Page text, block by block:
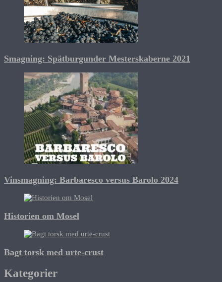
Smagning: Spätburgunder Mesterskaberne 2021
Vinsmagning: Barbaresco versus Barolo 2024
Historien om Mosel
Bagt torsk med urte-crust
Kategorier